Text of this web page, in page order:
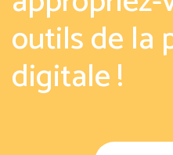
outils de la
digitale !